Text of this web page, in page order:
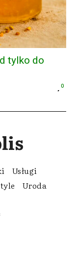
tylko do
0
Usługi
Uroda